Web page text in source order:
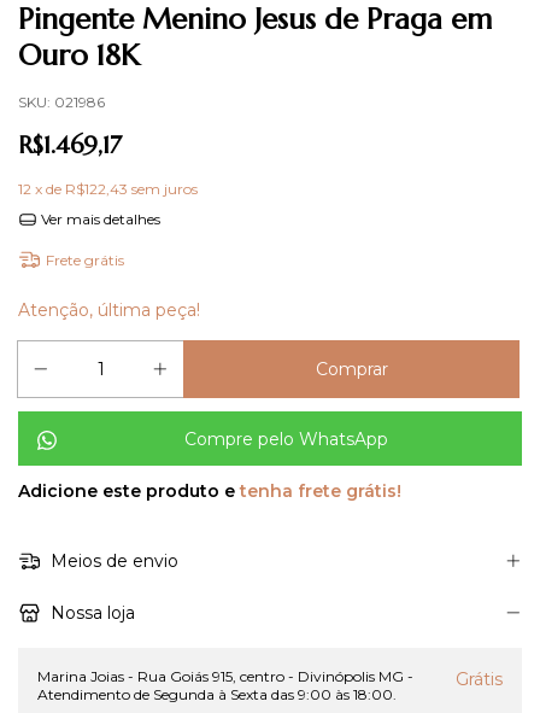
Pingente Menino Jesus de Praga em
Ouro 18K
SKU: 021986
R$1.469,17
12 x de R$122,43 sem juros
Ver mais detalhes
Frete grátis
Atenção, última peça!
Compre pelo WhatsApp
Adicione este produto etenha frete grátis!
Meios de envio
Nossa loja
Marina Joias - Rua Goiás 915, centro - Divinópolis MG -
Atendimento de Segunda à Sexta das 9:00 às 18:00.
Grátis